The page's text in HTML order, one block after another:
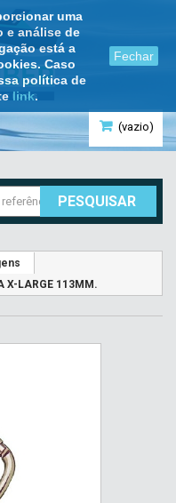
uma
e análise de
está a
Caso
política de
link.
Fechar
(vazio)
PESQUISAR
X-LARGE 113MM.